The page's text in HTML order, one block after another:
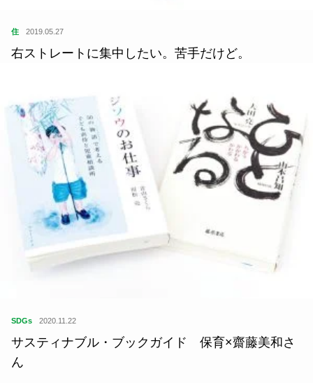
住 2019.05.27
右ストレートに集中したい。苦手だけど。
SDGs 2020.11.22
サスティナブル・ブックガイド 保育×齋藤美和さ
ん